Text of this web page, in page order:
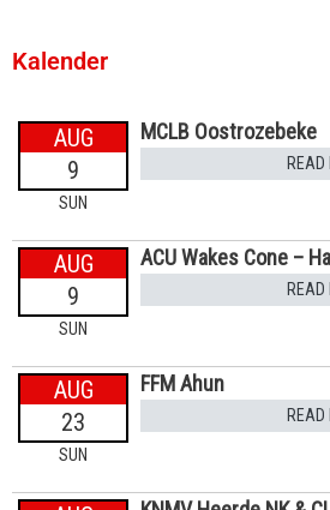
Kalender
AUG
9
SUN
MCLB Oostrozebeke
READ
AUG
9
SUN
ACU Wakes Cone –
READ
AUG
23
SUN
FFM Ahun
READ